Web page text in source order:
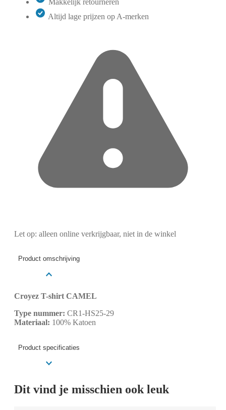
Altijd lage prijzen op A-merken
Let op: alleen online verkrijgbaar, niet in de winkel
Product omschrijving
Croyez T-shirt CAMEL
Type nummer: CR1-HS25-29
Materiaal: 100% Katoen
Product specificaties
Dit vind je misschien ook leuk